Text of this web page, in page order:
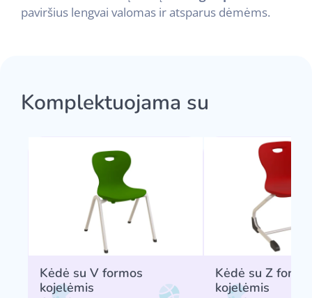
paviršius lengvai valomas ir atsparus dėmėms.
Komplektuojama su
Kėdė su V formos
kojelėmis
Kėdė su Z
kojelėmis